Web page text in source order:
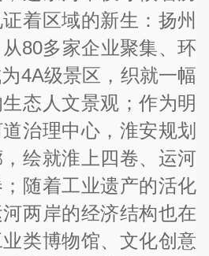
着区域的新生：扬州
80多家企业聚集、环
4A级景区，织就一幅
态人文景观；作为明
治理中心，淮安规划
绘就淮上四卷、运河
随着工业遗产的活化
两岸的经济结构也在
类博物馆、文化创意